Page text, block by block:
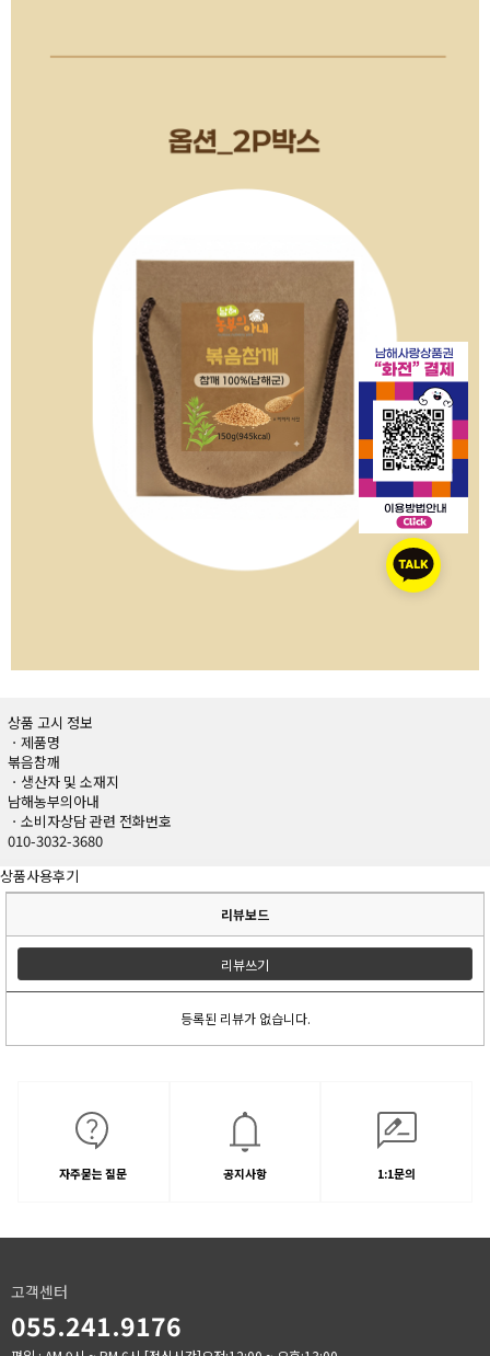
상품 고시 정보
ㆍ제품명
볶음참깨
ㆍ생산자 및 소재지
남해농부의아내
ㆍ소비자상담 관련 전화번호
010-3032-3680
상품사용후기
리뷰보드
리뷰쓰기
등록된 리뷰가 없습니다.
자주묻는 질문 공지사항 1:1문의
고객센터
055.241.9176